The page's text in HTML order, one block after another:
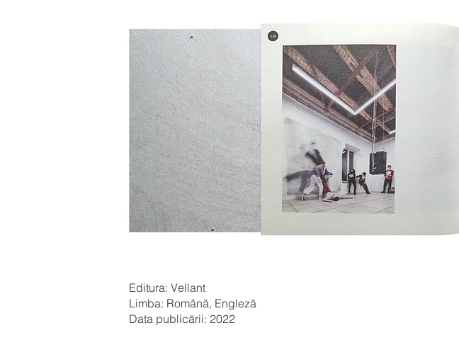
Editura: Vellant
Limba: Română, Engleză
Data publicării: 2022